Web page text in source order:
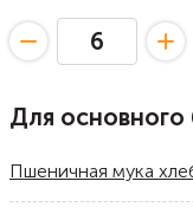
Для
Пшеничная мука